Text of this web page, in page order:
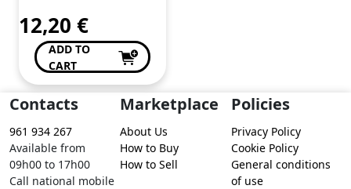
12,20 €
ADD TO
CART
Contacts
961 934 267
Available from
09h00 to 17h00
Call national mobile
Marketplace
About Us
How to Buy
How to Sell
Policies
Privacy Policy
Cookie Policy
General conditions
of use